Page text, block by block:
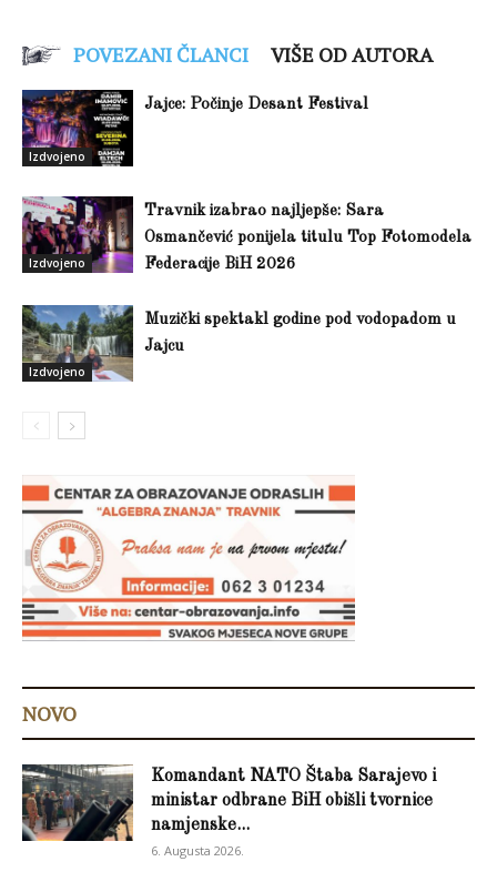
POVEZANI ČLANCI VIŠE OD AUTORA
Izdvojeno
Jajce: Počinje Desant Festival
Izdvojeno
Travnik izabrao najljepše: Sara
Osmančević ponijela titulu Top Fotomodela
Federacije BiH 2026
Izdvojeno
Muzički spektakl godine pod vodopadom u
Jajcu
NOVO
Komandant NATO Štaba Sarajevo i
ministar odbrane BiH obišli tvornice
namjenske...
6. Augusta 2026.